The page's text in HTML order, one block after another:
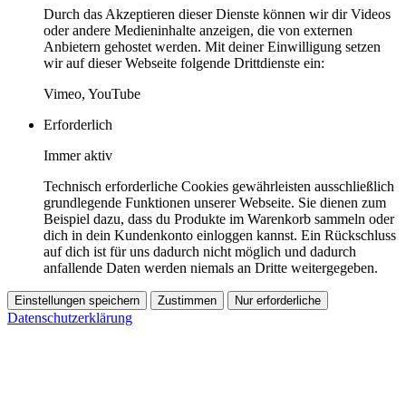
Durch das Akzeptieren dieser Dienste können wir dir Videos
oder andere Medieninhalte anzeigen, die von externen
Anbietern gehostet werden. Mit deiner Einwilligung setzen
wir auf dieser Webseite folgende Drittdienste ein:
Vimeo, YouTube
Erforderlich
Immer aktiv
Technisch erforderliche Cookies gewährleisten ausschließlich
grundlegende Funktionen unserer Webseite. Sie dienen zum
Beispiel dazu, dass du Produkte im Warenkorb sammeln oder
dich in dein Kundenkonto einloggen kannst. Ein Rückschluss
auf dich ist für uns dadurch nicht möglich und dadurch
anfallende Daten werden niemals an Dritte weitergegeben.
Einstellungen speichern Zustimmen Nur erforderliche
Datenschutzerklärung